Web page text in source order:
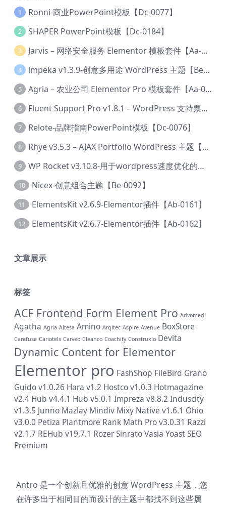
1 Ronni-商业PowerPoint模板【Dc-0077】
2 SHAPER PowerPoint模板【Dc-0184】
3 Jarvis – 网络安全服务 Elementor 模板套件【Aa-0035】
4 lmpeka v1.3.9-创意多用途 WordPress 主题【Be-0064】
5 Agria – 农业公司 Elementor Pro 模板套件【Aa-0003】
6 Fluent Support Pro v1.8.1 – WordPress 支持票务系统【Cc-0041】
7 Relote-品牌指南PowerPoint模板【Dc-0076】
8 Rhye v3.5.3 – AJAX Portfolio WordPress 主题【Bi-0049】
9 WP Rocket v3.10.8-用于wordpress速度优化的缓存加速插件【Cd-0019】
10 Nicex-创意组合主题【Be-0092】
11 ElementsKit v2.6.9-Elementor插件【Ab-0161】
12 ElementsKit v2.6.7-Elementor插件【Ab-0162】
文章展示
标签
ACF Frontend Form Element Pro Advomedi
Agatha Agria Altesa Amino Arqitec Aspire Avenue BoxStore
Carefuse Cariotels Carveo Cleanco Coachify Construxio Devita
Dynamic Content for Elementor
Elementor pro FashShop FileBird Grano
Guido v1.0.26 Hara v1.2 Hostco v1.0.3 Hotmagazine
v2.4 Hub v4.4.1 Hub v5.0.1 Impreza v8.8.2 Induscity
v1.3.5 Junno Mazlay Mindiv Mixy Native v1.6.1 Ohio
v3.0.0 Petiza Plantmore Rank Math Pro v3.0.31 Razzi
v2.1.7 REHub v19.7.1 RozerSinratoVasia Yoast SEO
Premium
Antro 是一个创新且优雅的创意 WordPress 主题，您
在许多出于相同目的而设计的主题中都找不到这些属